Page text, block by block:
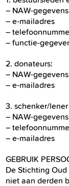
– NAW-gegevens
– e-mailadres
–
– functie-
2. donateurs:
– NAW-gegevens
– e-mailadres
3. schenker/
– NAW-gegevens
–
– e-mailadres
GEBRUIK
De Stichting
niet aan derden